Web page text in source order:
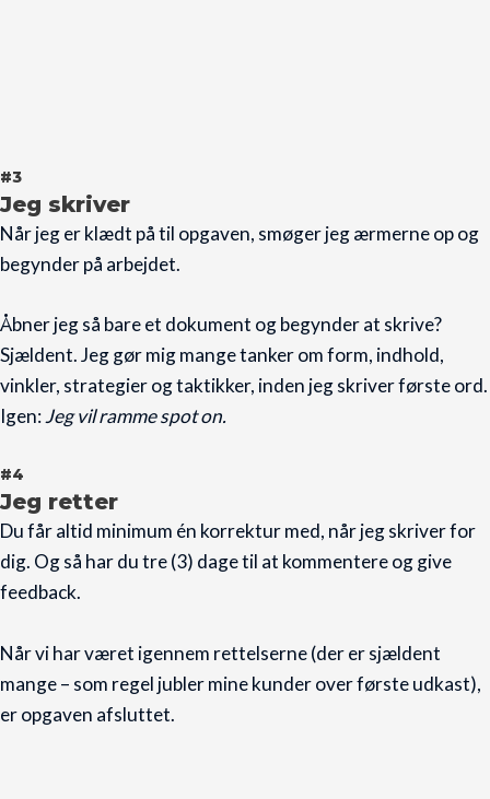
#3
Jeg skriver
Når jeg er klædt på til opgaven, smøger jeg ærmerne op og
begynder på arbejdet.
Åbner jeg så bare et dokument og begynder at skrive?
Sjældent. Jeg gør mig mange tanker om form, indhold,
vinkler, strategier og taktikker, inden jeg skriver første ord.
Igen:Jeg vil ramme spot on.
#4
Jeg retter
Du får altid minimum én korrektur med, når jeg skriver for
dig. Og så har du tre (3) dage til at kommentere og give
feedback.
Når vi har været igennem rettelserne (der er sjældent
mange – som regel jubler mine kunder over første udkast),
er opgaven afsluttet.